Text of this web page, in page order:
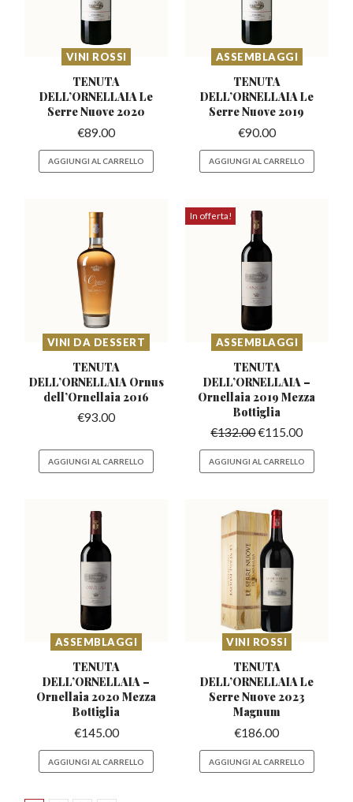
VINI ROSSI
TENUTA
DELL’ORNELLAIALe
Serre Nuove 2020
€89.00
AGGIUNGI AL CARRELLO
ASSEMBLAGGI
TENUTA
DELL’ORNELLAIA Le
Serre Nuove 2019
€90.00
AGGIUNGI AL CARRELLO
VINI DA DESSERT
TENUTA
DELL’ORNELLAIA Ornus
dell’Ornellaia 2016
€93.00
AGGIUNGI AL CARRELLO
In offerta!
ASSEMBLAGGI
TENUTA
DELL’ORNELLAIA –
Ornellaia 2019 Mezza
Bottiglia
€132.00€115.00
AGGIUNGI AL CARRELLO
ASSEMBLAGGI
TENUTA
DELL’ORNELLAIA –
Ornellaia 2020 Mezza
Bottiglia
€145.00
AGGIUNGI AL CARRELLO
VINI ROSSI
TENUTA
DELL’ORNELLAIA Le
Serre Nuove 2023
Magnum
€186.00
AGGIUNGI AL CARRELLO